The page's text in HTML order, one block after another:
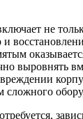
не
выровнять
сложного